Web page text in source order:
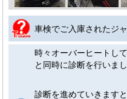
車検でご入庫されたジ
時々オーバーヒートし
と同時に診断を行いまし
診断を進めていきます